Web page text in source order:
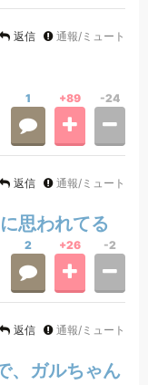
返信 通報/ミュート
1 +89 -24
返信 通報/ミュート
思われてる
2 +26 -2
返信 通報/ミュート
、ガルちゃん